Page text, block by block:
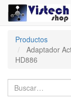
Productos
Adaptador
HD886